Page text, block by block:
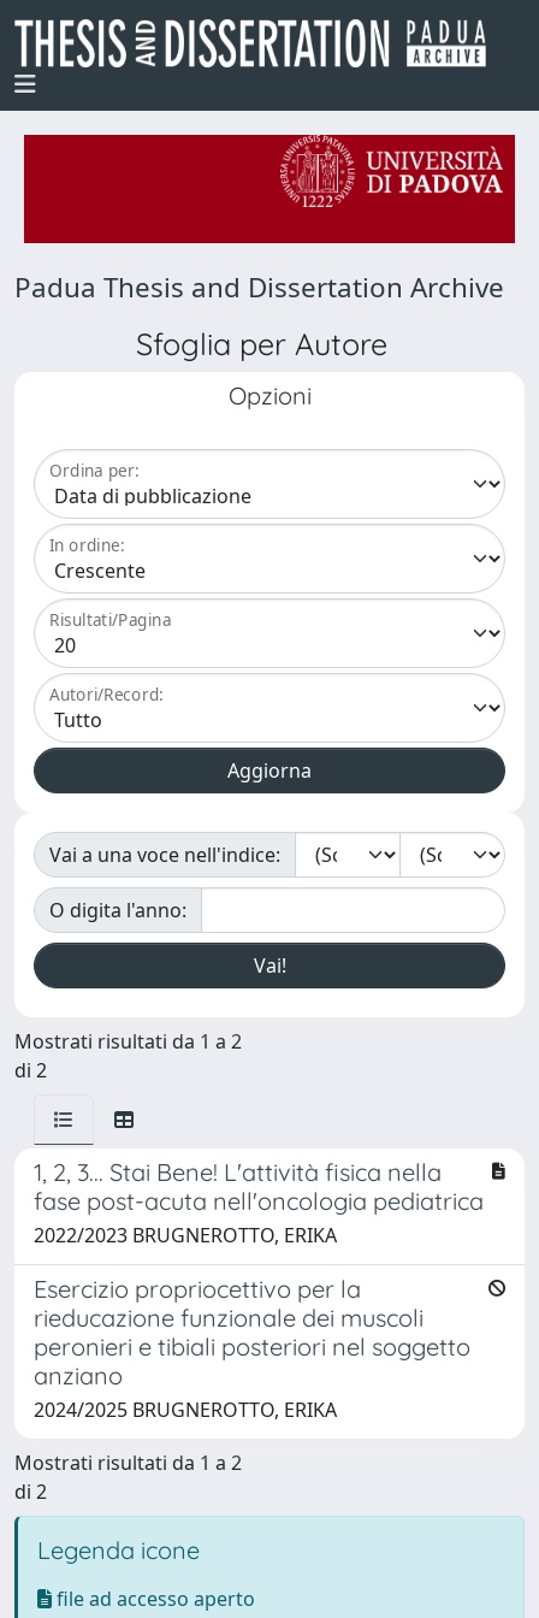
Padua Thesis and Dissertation Archive
Sfoglia per Autore
Opzioni
Ordina per:
In ordine:
Risultati/Pagina
Autori/Record:
Vai a una voce nell'indice:
O digita l'anno:
Mostrati risultati da 1 a 2
di 2
1, 2, 3... Stai Bene! L'attività fisica nella
fase post-acuta nell'oncologia pediatrica
2022/2023 BRUGNEROTTO, ERIKA
Esercizio propriocettivo per la
rieducazione funzionale dei muscoli
peronieri e tibiali posteriori nel soggetto
anziano
2024/2025 BRUGNEROTTO, ERIKA
Mostrati risultati da 1 a 2
di 2
Legenda icone
file ad accesso aperto